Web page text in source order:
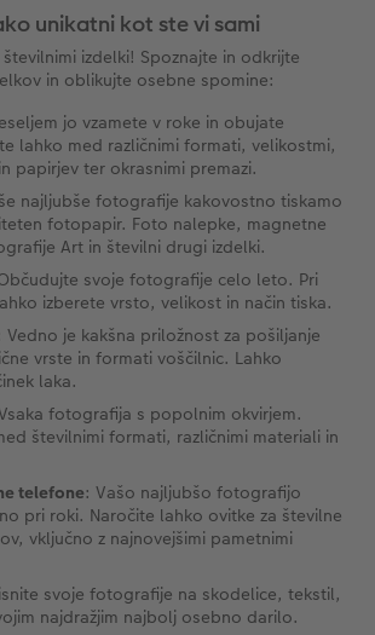
unikatni kot ste vi sami
izdelki! Spoznajte in odkrijte
in oblikujte osebne spomine:
jo vzamete v roke in obujate
lahko med različnimi formati, velikostmi,
papirjev ter okrasnimi premazi.
najljubše fotografije kakovostno tiskamo
fotopapir. Foto nalepke, magnetne
Art in številni drugi izdelki.
svoje fotografije celo leto. Pri
izberete vrsto, velikost in način tiska.
: Vedno je kakšna priložnost za pošiljanje
vrste in formati voščilnic. Lahko
laka.
fotografija s popolnim okvirjem.
številnimi formati, različnimi materiali in
telefone: Vašo najljubšo fotografijo
pri roki. Naročite lahko ovitke za številne
vključno z najnovejšimi pametnimi
svoje fotografije na skodelice, tekstil,
najdražjim najbolj osebno darilo.